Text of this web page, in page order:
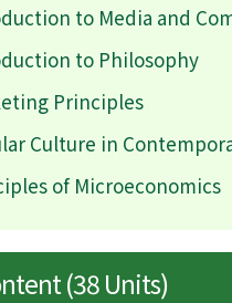
to Media and
to Philosophy
Principles
Culture in
of Microeconomics
(38 Units)